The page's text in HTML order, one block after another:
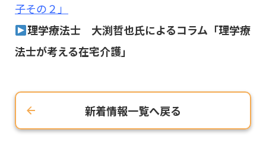
子その２」
理学療法士 大渕哲也氏によるコラム「理学療
法士が考える在宅介護」
新着情報一覧へ戻る